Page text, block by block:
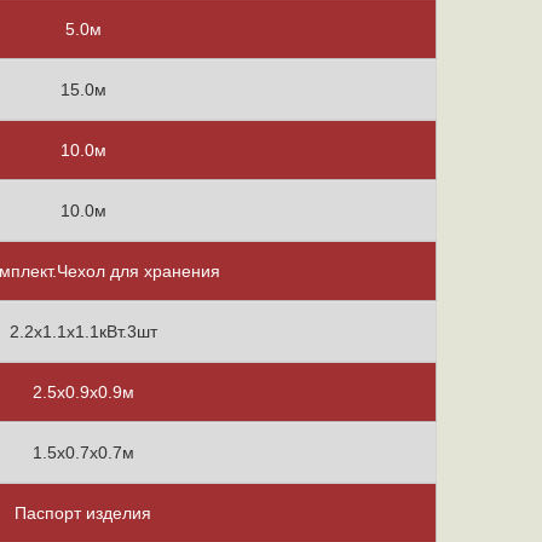
5.0м
15.0м
10.0м
10.0м
для хранения
2.2х1.1х1.1кВт.3шт
2.5х0.9х0.9м
1.5х0.7х0.7м
Паспорт изделия